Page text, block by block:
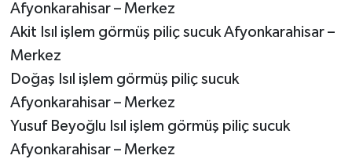
Afyonkarahisar – Merkez
Akit Isıl işlem görmüş piliç sucuk Afyonkarahisar –
Merkez
Doğaş Isıl işlem görmüş piliç sucuk
Afyonkarahisar – Merkez
Yusuf Beyoğlu Isıl işlem görmüş piliç sucuk
Afyonkarahisar – Merkez